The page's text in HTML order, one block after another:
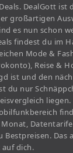
DealGott ist
großartigen
es nun schon
findest du im
Mode &
Reise &
ist und den
du nur
Bestpreisen. Das
dich.